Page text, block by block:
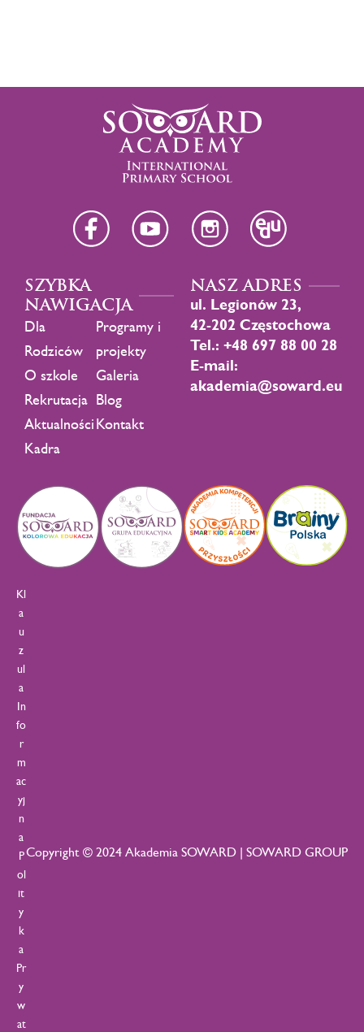
SZYBKA
NAWIGACJA
Dla
Rodziców
O szkole
Rekrutacja
Aktualności
Kadra
Programy i
projekty
Galeria
Blog
Kontakt
NASZ ADRES
ul. Legionów 23,
42-202 Częstochowa
Tel.: +48 697 88 00 28
E-mail:
akademia@soward.eu
Copyright © 2024 Akademia SOWARD | SOWARD GROUP
Kl
a
u
z
ul
a
In
fo
r
m
ac
yj
n
a
P
ol
it
y
k
a
Pr
y
w
at